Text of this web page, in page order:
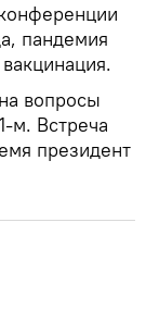
пандемия
вопросы
м. Встреча
президент